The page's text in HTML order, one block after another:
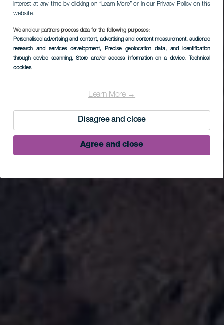
interest at any time by clicking on “Learn More” or in our Privacy Policy on this
website.
We and our partners process data for the following purposes:
Personalised advertising and content, advertising and content measurement, audience
research and services development, Precise geolocation data, and identification
through device scanning, Store and/or access information on a device, Technical
cookies
Learn More →
Disagree and close
Agree and close